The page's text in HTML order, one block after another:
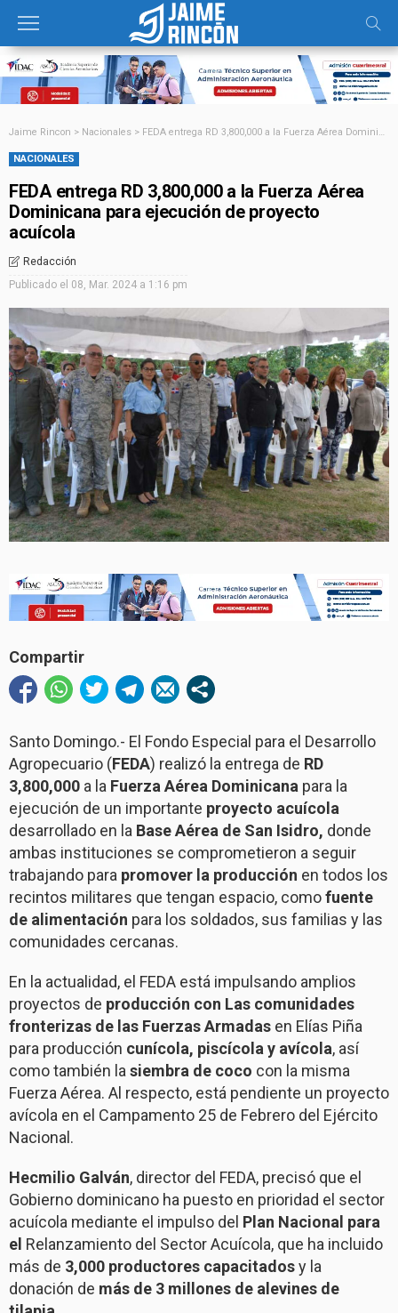
Jaime Rincon > Nacionales > FEDA entrega RD 3,800,000 a la Fuerza Aérea Dominicana para ejecución de proyecto acuícola
NACIONALES
FEDA entrega RD 3,800,000 a la Fuerza Aérea
Dominicana para ejecución de proyecto
acuícola
Redacción
Publicado el 08, Mar. 2024 a 1:16 pm
Compartir
Santo Domingo.- El Fondo Especial para el Desarrollo
Agropecuario (FEDA) realizó la entrega de RD
3,800,000 a la Fuerza Aérea Dominicana para la
ejecución de un importante proyecto acuícola
desarrollado en la Base Aérea de San Isidro, donde
ambas instituciones se comprometieron a seguir
trabajando para promover la producción en todos los
recintos militares que tengan espacio, comofuente
de alimentación para los soldados, sus familias y las
comunidades cercanas.
En la actualidad, el FEDA está impulsando amplios
proyectos de producción con Las comunidades
fronterizas de las Fuerzas Armadas en Elías Piña
para producción cunícola, piscícola y avícola, así
como también la siembra de coco con la misma
Fuerza Aérea. Al respecto, está pendiente un proyecto
avícola en el Campamento 25 de Febrero del Ejército
Nacional.
Hecmilio Galván, director del FEDA, precisó que el
Gobierno dominicano ha puesto en prioridad el sector
acuícola mediante el impulso del Plan Nacional para
el Relanzamiento del Sector Acuícola, que ha incluido
más de 3,000 productores capacitadosy la
donación de más de 3 millones de alevines de